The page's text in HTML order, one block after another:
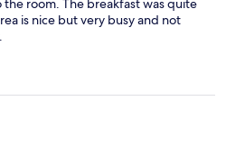
the room. The breakfast was quite
is nice but very busy and not